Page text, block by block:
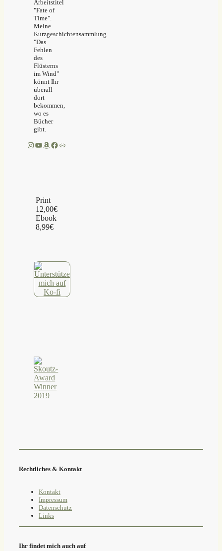
Arbeitstitel
"Fate of
Time".
Meine
Kurzgeschichtensammlung
"Das
Fehlen
des
Flüsterns
im Wind"
könnt Ihr
überall
dort
bekommen,
wo es
Bücher
gibt.
Instagram
YouTube
Amazon
Facebook
Link
Print
12,00€
Ebook
8,99€
Rechtliches & Kontakt
Kontakt
Impressum
Datenschutz
Links
Ihr findet mich auch auf